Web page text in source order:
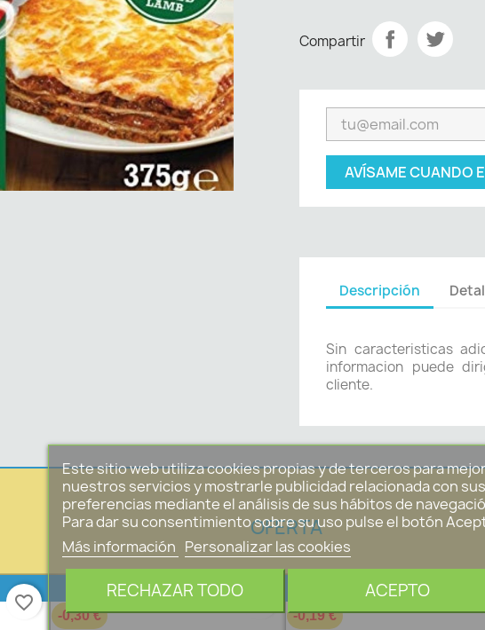
Este sitio web utiliza cookies propias y de terceros para
nuestros servicios y mostrarle publicidad relacionada con sus
preferencias mediante el análisis de sus hábitos de
Para dar su consentimiento sobre su uso pulse el botón
Más información Personalizar las cookies
RECHAZAR TODO ACEPTO
Compartir
AVÍSAME CUANDO
Descripción
Sin caracteristicas
informacion puede
cliente.
OFERTA
favorite_border
¡EN OFERTA!
-0,30 €
¡EN OFERTA!
-0,19 €